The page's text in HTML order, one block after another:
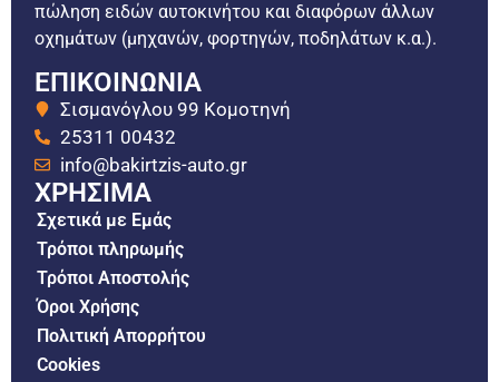
πώληση ειδών αυτοκινήτου και διαφόρων άλλων
οχημάτων (μηχανών, φορτηγών, ποδηλάτων κ.α.).
ΕΠΙΚΟΙΝΩΝΙΑ
Σισμανόγλου 99 Κομοτηνή
25311 00432
info@bakirtzis-auto.gr
ΧΡΗΣΙΜΑ
Σχετικά με Εμάς
Τρόποι πληρωμής
Τρόποι Αποστολής
Όροι Χρήσης
Πολιτική Απορρήτου
Cookies